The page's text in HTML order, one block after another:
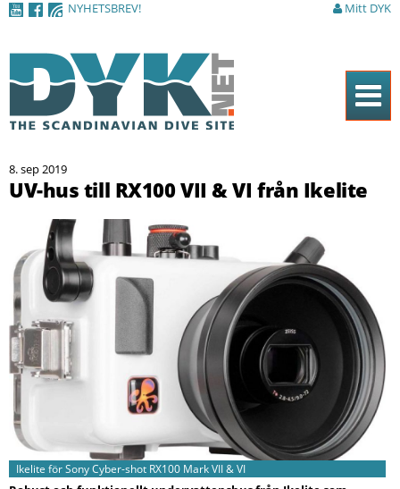
NYHETSBREV! Mitt DYK
Hem
Tidningen
Artiklar
DYK Guiden
Shop
Kontakt
8. sep 2019
UV-hus till RX100 VII & VI från Ikelite
Ikelite för Sony Cyber-shot RX100 Mark VII & VI